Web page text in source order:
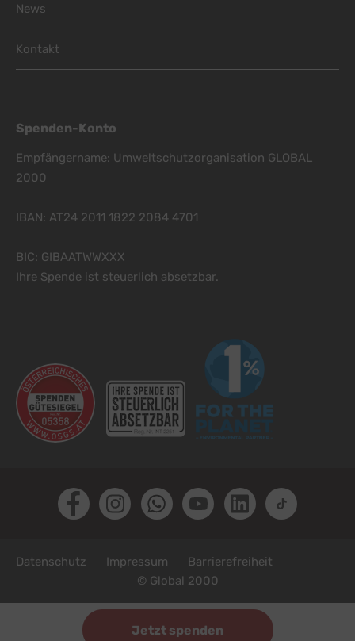
Jetzt spenden
News
Kontakt
Spenden-Konto
Empfängername: Umweltschutzorganisation GLOBAL
2000
IBAN: AT24 2011 1822 2084 4701
BIC: GIBAATWWXXX
Ihre Spende ist steuerlich absetzbar.
Datenschutz Impressum
Barrierefreiheit
© Global 2000